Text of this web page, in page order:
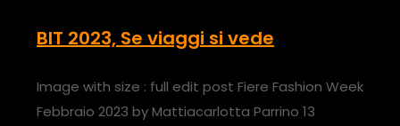
BIT 2023, Se viaggi si vede
Image with size : full edit post Fiere Fashion Week
Febbraio 2023 by Mattiacarlotta Parrino 13